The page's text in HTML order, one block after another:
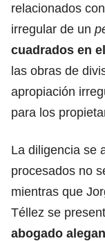
relacionados
irregular de un
cuadrados en
las obras de
apropiación
para los
La diligencia se
procesados no
mientras que
Téllez se
abogado